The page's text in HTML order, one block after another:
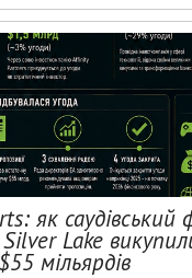
як саудівський
Lake
мільярдів